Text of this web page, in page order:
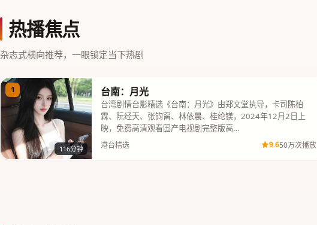
热播焦点
杂志式横向推荐，一眼锁定当下热剧
1
116分钟
台南：月光
台湾剧情台影精选《台南：月光》由郑文堂执导，卡司陈柏
霖、阮经天、张钧甯、林依晨、桂纶镁，2024年12月2日上
映，免费高清观看国产电视剧完整版高…
港台精选 9.650万次播放